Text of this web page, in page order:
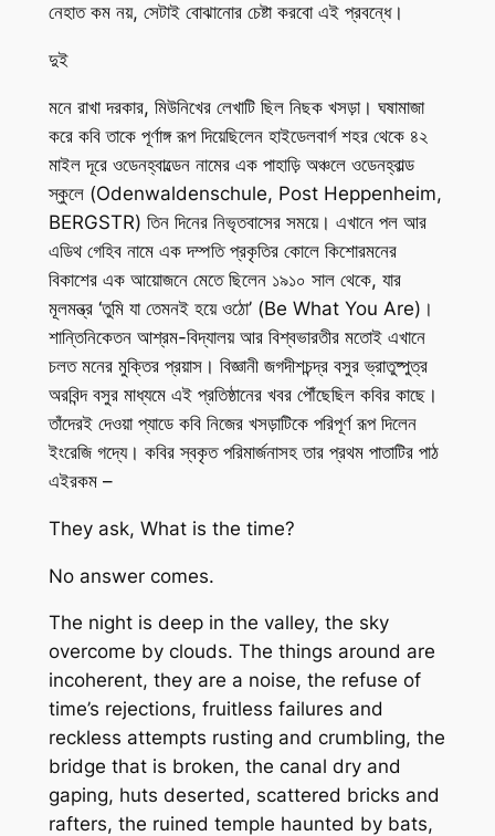
নেহাত কম নয়, সেটাই বোঝানোর চেষ্টা করবো এই প্রবন্ধে।
দুই
মনে রাখা দরকার, মিউনিখের লেখাটি ছিল নিছক খসড়া। ঘষামাজা
করে কবি তাকে পূর্ণাঙ্গ রূপ দিয়েছিলেন হাইডেলবার্গ শহর থেকে ৪২
মাইল দূরে ওডেনহ্বাল্ডেন নামের এক পাহাড়ি অঞ্চলে ওডেনহ্বাল্ড
স্কুলে (Odenwaldenschule, Post Heppenheim,
BERGSTR) তিন দিনের নিভৃতবাসের সময়ে। এখানে পল আর
এডিথ গেহিব নামে এক দম্পতি প্রকৃতির কোলে কিশোরমনের
বিকাশের এক আয়োজনে মেতে ছিলেন ১৯১০ সাল থেকে, যার
মূলমন্ত্র ‘তুমি যা তেমনই হয়ে ওঠো’ (Be What You Are)।
শান্তিনিকেতন আশ্রম-বিদ্যালয় আর বিশ্বভারতীর মতোই এখানে
চলত মনের মুক্তির প্রয়াস। বিজ্ঞানী জগদীশচন্দ্র বসুর ভ্রাতুষ্পুত্র
অরবিন্দ বসুর মাধ্যমে এই প্রতিষ্ঠানের খবর পৌঁছেছিল কবির কাছে।
তাঁদেরই দেওয়া প্যাডে কবি নিজের খসড়াটিকে পরিপূর্ণ রূপ দিলেন
ইংরেজি গদ্যে। কবির স্বকৃত পরিমার্জনাসহ তার প্রথম পাতাটির পাঠ
এইরকম –
They ask, What is the time?
No answer comes.
The night is deep in the valley, the sky
overcome by clouds. The things around are
incoherent, they are a noise, the refuse of
time’s rejections, fruitless failures and
reckless attempts rusting and crumbling, the
bridge that is broken, the canal dry and
gaping, huts deserted, scattered bricks and
rafters, the ruined temple haunted by bats,